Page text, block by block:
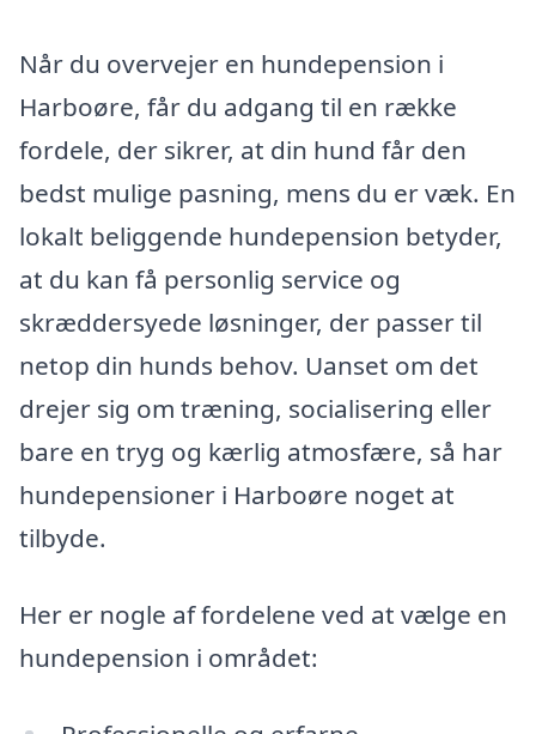
Når du overvejer en hundepension i
Harboøre, får du adgang til en række
fordele, der sikrer, at din hund får den
bedst mulige pasning, mens du er væk. En
lokalt beliggende hundepension betyder,
at du kan få personlig service og
skræddersyede løsninger, der passer til
netop din hunds behov. Uanset om det
drejer sig om træning, socialisering eller
bare en tryg og kærlig atmosfære, så har
hundepensioner i Harboøre noget at
tilbyde.
Her er nogle af fordelene ved at vælge en
hundepension i området: